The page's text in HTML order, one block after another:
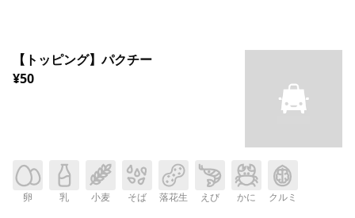
【トッピング】パクチー
¥50
卵 乳 小麦 そば 落花生 えび かに クルミ